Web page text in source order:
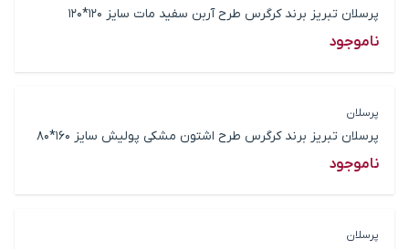
پرسلان تبریز برند کرگرس طرح آربن سفید مات سایز 120*120
ناموجود
پرسلان
پرسلان تبریز برند کرگرس طرح اشتون مشکی پولیش سایز 160*80
ناموجود
پرسلان